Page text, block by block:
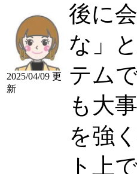
2025/04/09 更
新
後に
な」
テム
も大
を強
ト上